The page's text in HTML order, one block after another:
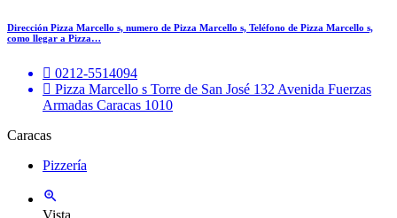
Dirección Pizza Marcello s, numero de Pizza Marcello s, Teléfono de Pizza Marcello s,
como llegar a Pizza…
0212-5514094
Pizza Marcello s Torre de San José 132 Avenida Fuerzas
Armadas Caracas 1010
Caracas
Pizzería
Vista